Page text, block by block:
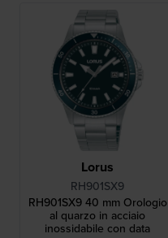
Lorus
RH901SX9
RH901SX9 40 mm Orologio
al quarzo in acciaio
inossidabile con data